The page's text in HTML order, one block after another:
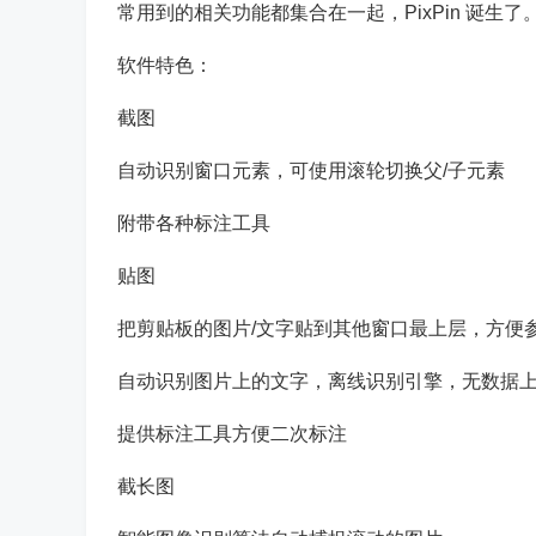
常用到的相关功能都集合在一起，PixPin 诞生了。
软件特色：
截图
自动识别窗口元素，可使用滚轮切换父/子元素
附带各种标注工具
贴图
把剪贴板的图片/文字贴到其他窗口最上层，方便
自动识别图片上的文字，离线识别引擎，无数据
提供标注工具方便二次标注
截长图